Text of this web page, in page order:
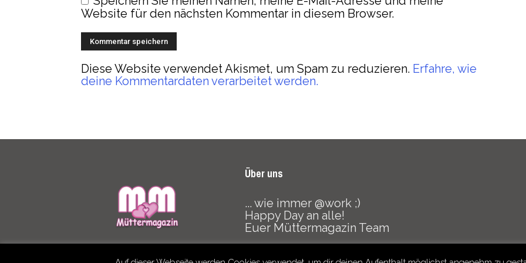
Website für den nächsten Kommentar in diesem Browser.
Diese Website verwendet Akismet, um Spam zu reduzieren. Erfahre, wie
deine Kommentardaten verarbeitet werden.
Über uns
... wie immer @work ;)
Happy Day an alle!
Euer Müttermagazin Team